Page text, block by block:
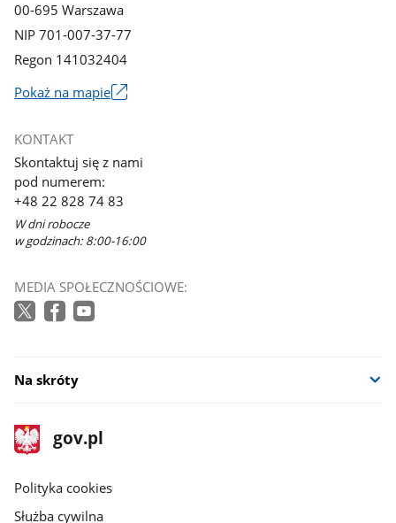
00-695 Warszawa
NIP 701-007-37-77
Regon 141032404
Pokaż na mapie
się
w
nowym
oknie
KONTAKT
Skontaktuj się z nami
pod numerem:
+48 22 828 74 83
W dni robocze
w godzinach: 8:00-16:00
MEDIA SPOŁECZNOŚCIOWE:
Na skróty
stopka
gov.pl
Strona
gov.pl
gov.pl
Polityka cookies
Służba cywilna